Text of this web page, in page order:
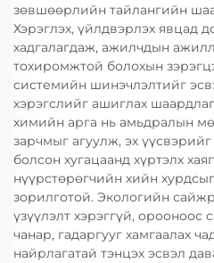
зөвшөөрлийн тайлангийн
Хэрэглэх, үйлдвэрлэх явцад
хадгалагдаж, ажилчдын
тохиромжтой болохын
системийн шинэчлэлтийг
хэрэгслийг ашиглах
химийн арга нь амьдралын
зарчмыг агуулж, эх
болсон хугацаанд хүртэлх
нүүрстөрөгчийн хийн
зорилготой. Экологийн
үзүүлэлт хэрэггүй, орооноос
чанар, гадаргууг хамгаалах
найрлагатай тэнцэх эсвэл